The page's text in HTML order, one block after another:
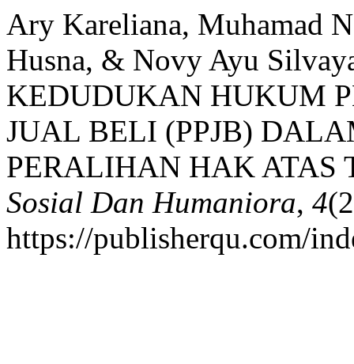
Ary Kareliana, Muhamad
Husna, & Novy Ayu
KEDUDUKAN HUKUM
JUAL BELI (PPJB)
PERALIHAN HAK ATAS
Sosial Dan Humaniora, 4
https://publisherqu.com/